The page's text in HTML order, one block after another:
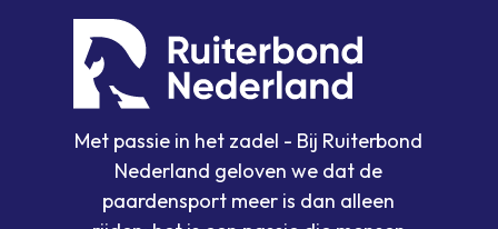
Met passie in het zadel - Bij Ruiterbond
Nederland geloven we dat de
paardensport meer is dan alleen